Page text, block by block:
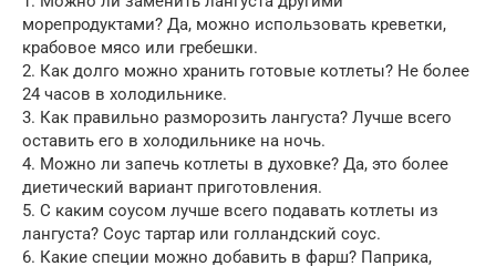
морепродуктами? Да, можно использовать креветки,
крабовое мясо или гребешки.
2. Как долго можно хранить готовые котлеты? Не более
24 часов в холодильнике.
3. Как правильно разморозить лангуста? Лучше всего
оставить его в холодильнике на ночь.
4. Можно ли запечь котлеты в духовке? Да, это более
диетический вариант приготовления.
5. С каким соусом лучше всего подавать котлеты из
лангуста? Соус тартар или голландский соус.
6. Какие специи можно добавить в фарш? Паприка,